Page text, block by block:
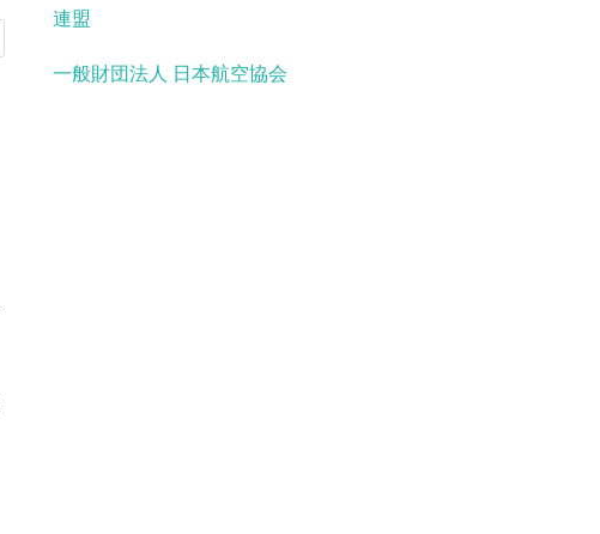
連盟
一般財団法人 日本航空協会